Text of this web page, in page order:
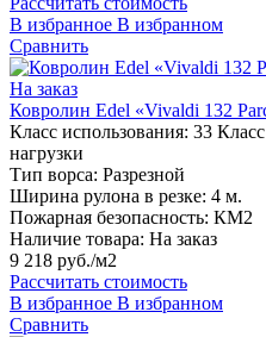
В избранное В избранном
Сравнить
На заказ
Ковролин Edel «Vivaldi 132
Класс использования: 33
нагрузки
Тип ворса: Разрезной
Ширина рулона в резке: 4 м.
Пожарная безопасность: КМ2
Наличие товара: На заказ
9 218 руб./м2
Рассчитать стоимость
В избранное В избранном
Сравнить